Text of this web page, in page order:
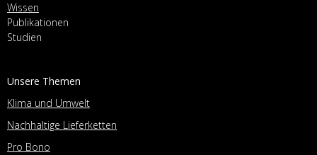
Wissen
Publikationen
Studien
Unsere Themen
Klima und Umwelt
Nachhaltige Lieferketten
Pro Bono